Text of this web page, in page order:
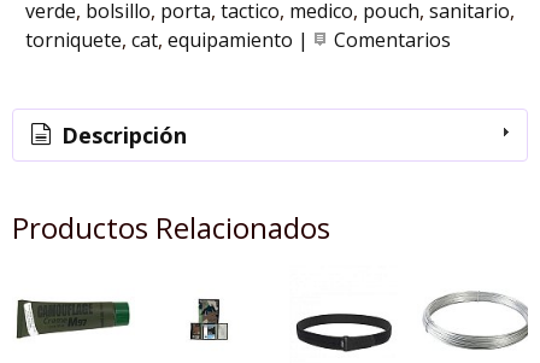
verde bolsillo porta tactico medico pouch sanitario
torniquete cat equipamiento | Comentarios
Descripción
Productos Relacionados